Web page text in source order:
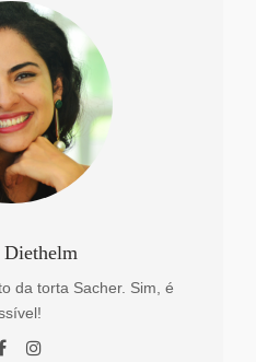
da torta Sacher. Sim, é